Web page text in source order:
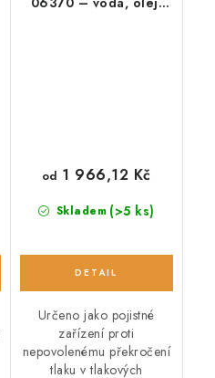
Skladem (>5 ks)
od 1 966,12 Kč
Určeno jako pojistné
zařízení proti
nepovolenému překročení
tlaku v tlakových